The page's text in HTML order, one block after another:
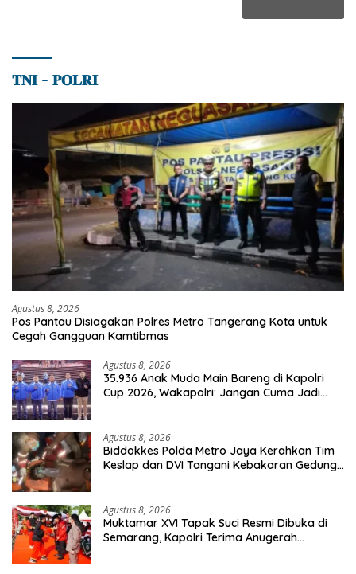
𝐓𝐍𝐈 – 𝐏𝐎𝐋𝐑𝐈
Agustus 8, 2026
Pos Pantau Disiagakan Polres Metro Tangerang Kota untuk
Cegah Gangguan Kamtibmas
Agustus 8, 2026
35.936 Anak Muda Main Bareng di Kapolri
Cup 2026, Wakapolri: Jangan Cuma Jadi
Agustus 8, 2026
Biddokkes Polda Metro Jaya Kerahkan Tim
Keslap dan DVI Tangani Kebakaran Gedung
Agustus 8, 2026
Muktamar XVI Tapak Suci Resmi Dibuka di
Semarang, Kapolri Terima Anugerah